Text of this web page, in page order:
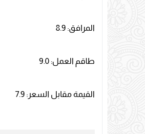
المرافق: 8.9
طاقم العمل: 9.0
القيمة مقابل السعر: 7.9